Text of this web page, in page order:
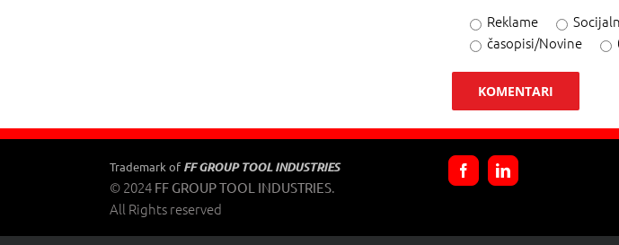
Reklame
časopisi/Novine
Trademark of FF GROUP TOOL INDUSTRIES
© 2024 FF GROUP TOOL INDUSTRIES.
All Rights reserved